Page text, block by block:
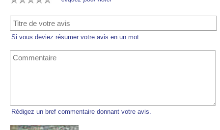
Si vous deviez résumer votre avis en un mot
Rédigez un bref commentaire donnant votre avis.